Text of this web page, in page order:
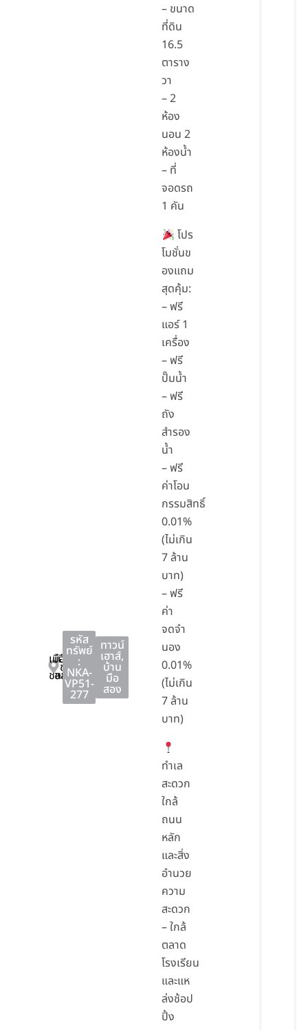
เมือง
ชลบุรี
เมือง
ชลบุรี
ชลบุรี
รหัส
ทรัพย์
:
NKA-
VP51-
277
ทาวน์
เฮาส์,
บ้าน
มือ
สอง
– ขนาด
ที่ดิน
16.5
ตาราง
วา
– 2
ห้อง
นอน 2
ห้องน้ำ
– ที่
จอดรถ
1 คัน
โปร
โมชั่นข
องแถม
สุดคุ้ม:
– ฟรี
แอร์ 1
เครื่อง
– ฟรี
ปั๊มน้ำ
– ฟรี
ถัง
สำรอง
น้ำ
– ฟรี
ค่าโอน
กรรมสิทธิ์
0.01%
(ไม่เกิน
7 ล้าน
บาท)
– ฟรี
ค่า
จดจำ
นอง
0.01%
(ไม่เกิน
7 ล้าน
บาท)
ทำเล
สะดวก
ใกล้
ถนน
หลัก
และสิ่ง
อำนวย
ความ
สะดวก
– ใกล้
ตลาด
โรงเรียน
และแห
ล่งช้อป
ปิ้ง